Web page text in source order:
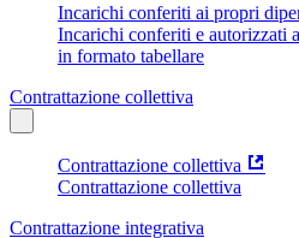
Incarichi conferiti ai propri
Incarichi conferiti e autorizzati
in formato tabellare
Contrattazione collettiva
Contrattazione collettiva
Contrattazione collettiva
Contrattazione integrativa